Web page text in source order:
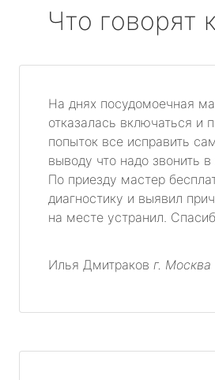
Что говорят
На днях посудомоечная
отказалась включаться и
попыток все исправить
выводу что надо звонить в
По приезду мастер
диагностику и выявил
на месте устранил.
Илья Дмитраков г. Москва